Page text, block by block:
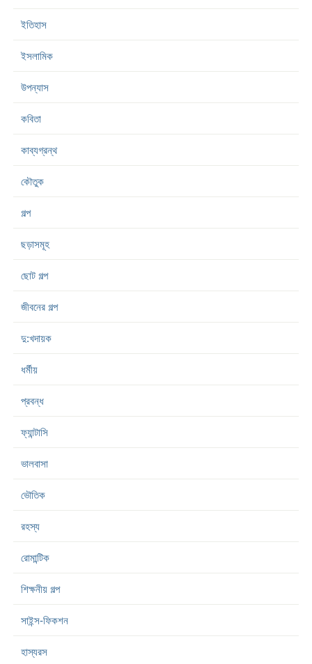
ইতিহাস
ইসলামিক
উপন্যাস
কবিতা
কাব্যগ্রন্থ
কৌতুক
গল্প
ছড়াসমূহ
ছোট গল্প
জীবনের গল্প
দু:খদায়ক
ধর্মীয়
প্রবন্ধ
ফ্যান্টাসি
ভালবাসা
ভৌতিক
রহস্য
রোমান্টিক
শিক্ষনীয় গল্প
সাইন্স-ফিকশন
হাস্যরস